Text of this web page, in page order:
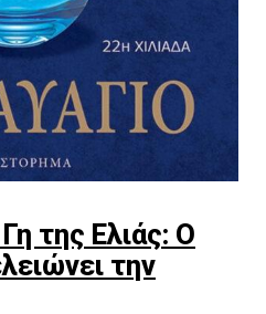
της Ελιάς: Ο
την